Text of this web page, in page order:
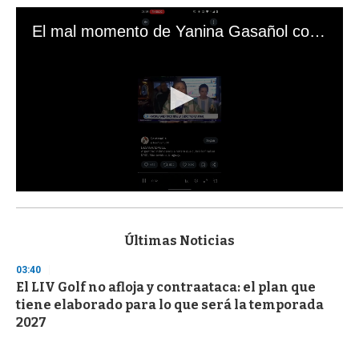
El mal momento de Yanina Gasañol con un hincha argentino en "Subrayado"
s
d
s
o
f
3
Últimas Noticias
03:40
El LIV Golf no afloja y contraataca: el plan que
tiene elaborado para lo que será la temporada
2027